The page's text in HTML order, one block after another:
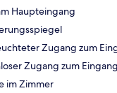
Haupteingang
Zugang zum
Zugang zum Eingang
im Zimmer